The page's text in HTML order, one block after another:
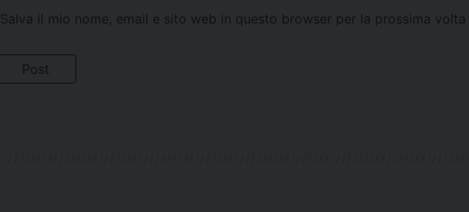
Salva il mio nome, email e sito web in questo browser per la prossima